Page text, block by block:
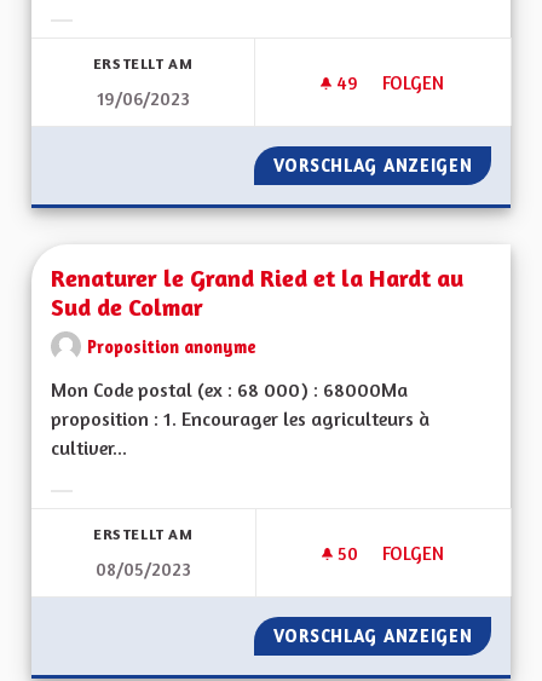
ERSTELLT AM
19/06/2023
49 49 FOLLOWER
FOLGEN
PLUS DE PISTES
VORSCHLAG ANZEIGEN PLUS
Renaturer le Grand Ried et la Hardt au
Sud de Colmar
Proposition anonyme
Mon Code postal (ex : 68 000) : 68000Ma
proposition : 1. Encourager les agriculteurs à
cultiver...
ERSTELLT AM
08/05/2023
50 50 FOLLOWER
FOLGEN
RENATURER LE
VORSCHLAG ANZEIGEN